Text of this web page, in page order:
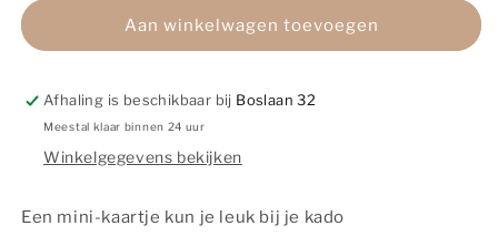
kaart
3
Hartjes
Mini-
kaart
3
Hartjes
Aan winkelwagen toevoegen
Afhaling is beschikbaar bij Boslaan 32
Meestal klaar binnen 24 uur
Winkelgegevens bekijken
Een mini-kaartje kun je leuk bij je kado